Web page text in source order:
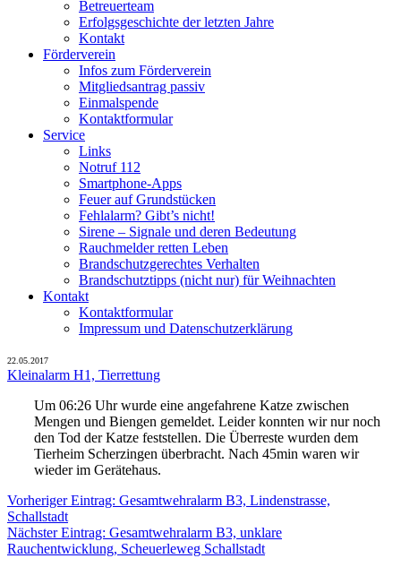
Betreuerteam
Erfolgsgeschichte der letzten Jahre
Kontakt
Förderverein
Infos zum Förderverein
Mitgliedsantrag passiv
Einmalspende
Kontaktformular
Service
Links
Notruf 112
Smartphone-Apps
Feuer auf Grundstücken
Fehlalarm? Gibt’s nicht!
Sirene – Signale und deren Bedeutung
Rauchmelder retten Leben
Brandschutzgerechtes Verhalten
Brandschutztipps (nicht nur) für Weihnachten
Kontakt
Kontaktformular
Impressum und Datenschutzerklärung
22.05.2017
Kleinalarm H1, Tierrettung
Um 06:26 Uhr wurde eine angefahrene Katze zwischen
Mengen und Biengen gemeldet. Leider konnten wir nur noch
den Tod der Katze feststellen. Die Überreste wurden dem
Tierheim Scherzingen überbracht. Nach 45min waren wir
wieder im Gerätehaus.
Beitragsnavigation
Vorheriger Eintrag: Vorheriger
Gesamtwehralarm B3, Lindenstrasse,
Schallstadt
Nächster Eintrag: Nächster
Eintrag:
Gesamtwehralarm B3, unklare
Rauchentwicklung, Scheuerleweg Schallstadt